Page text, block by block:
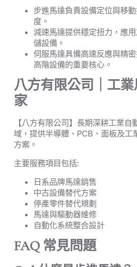
步進馬達負責設備定位與移
度。
減速馬達提供穩定扭力，應
儲設備。
伺服馬達具備高速反應與精
高階設備的重要核心。
八方有限公司｜工
家
【八方有限公司】長期深耕工業自
域，提供半導體、PCB、面板及工
方案。
主要服務項目包括:
日系品牌馬達銷售
中古設備替代方案
停產零件替代規劃
馬達與驅動器維修
自動化系統整合設計
FAQ 常見問題